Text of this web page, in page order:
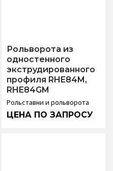
Рольворота из
одностенного
экструдированного
профиля RHE84M,
RHE84GM
Рольставни и рольворота